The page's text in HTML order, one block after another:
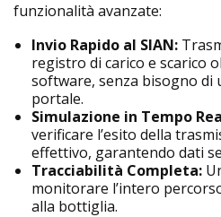
funzionalità avanzate:
Invio Rapido al SIAN:
registro di carico e scarico
software, senza bisogno di
portale.
Simulazione in Tempo
verificare l’esito della
effettivo, garantendo dati
Tracciabilità Completa:
monitorare l’intero
alla bottiglia.